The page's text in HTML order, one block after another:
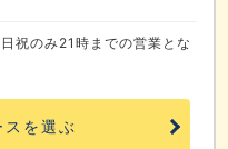
祝のみ21時までの営業とな
を選ぶ